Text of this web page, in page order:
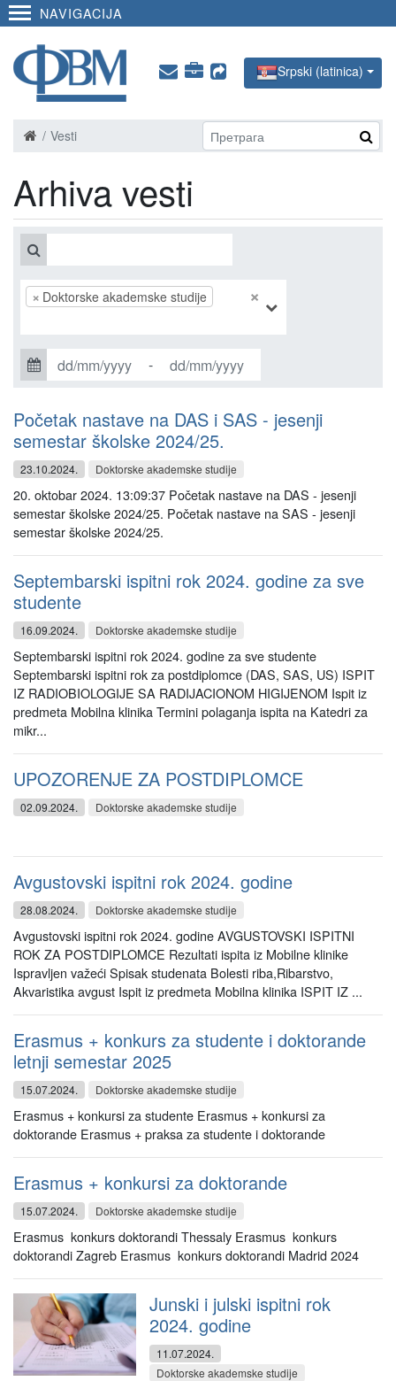
NAVIGACIJA
Srpski (latinica)
Vesti
Arhiva vesti
×
× Doktorske akademske studije
-
Početak nastave na DAS i SAS - jesenji
semestar školske 2024/25.
23.10.2024. Doktorske akademske studije
20. oktobar 2024. 13:09:37 Početak nastave na DAS - jesenji
semestar školske 2024/25. Početak nastave na SAS - jesenji
semestar školske 2024/25.
Septembarski ispitni rok 2024. godine za sve
studente
16.09.2024. Doktorske akademske studije
Septembarski ispitni rok 2024. godine za sve studente
Septembarski ispitni rok za postdiplomce (DAS, SAS, US) ISPIT
IZ RADIOBIOLOGIJE SA RADIJACIONOM HIGIJENOM Ispit iz
predmeta Mobilna klinika Termini polaganja ispita na Katedri za
mikr...
UPOZORENJE ZA POSTDIPLOMCE
02.09.2024. Doktorske akademske studije
Avgustovski ispitni rok 2024. godine
28.08.2024. Doktorske akademske studije
Avgustovski ispitni rok 2024. godine AVGUSTOVSKI ISPITNI
ROK ZA POSTDIPLOMCE Rezultati ispita iz Mobilne klinike
Ispravljen važeći Spisak studenata Bolesti riba,Ribarstvo,
Akvaristika avgust Ispit iz predmeta Mobilna klinika ISPIT IZ ...
Erasmus + konkurs za studente i doktorande
letnji semestar 2025
15.07.2024. Doktorske akademske studije
Erasmus + konkursi za studente Erasmus + konkursi za
doktorande Erasmus + praksa za studente i doktorande
Erasmus + konkursi za doktorande
15.07.2024. Doktorske akademske studije
Erasmus konkurs doktorandi Thessaly Erasmus konkurs
doktorandi Zagreb Erasmus konkurs doktorandi Madrid 2024
Junski i julski ispitni rok
2024. godine
11.07.2024.
Doktorske akademske studije